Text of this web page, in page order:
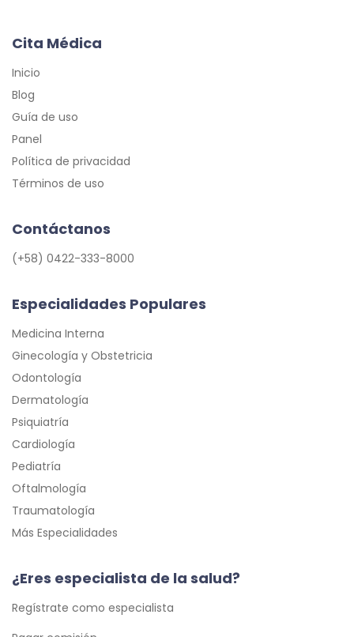
Cita Médica
Inicio
Blog
Guía de uso
Panel
Política de privacidad
Términos de uso
Contáctanos
(+58) 0422-333-8000
Especialidades Populares
Medicina Interna
Ginecología y Obstetricia
Odontología
Dermatología
Psiquiatría
Cardiología
Pediatría
Oftalmología
Traumatología
Más Especialidades
¿Eres especialista de la salud?
Regístrate como especialista